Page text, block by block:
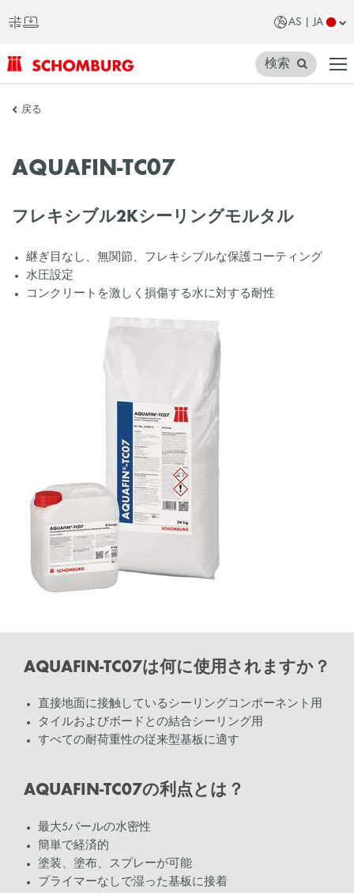
AS | JA
SCHOMBURG
ジ
検索
戻る
AQUAFIN-TC07
フレキシブル2Kシーリングモルタル
継ぎ目なし、無関節、フレキシブルな保護コーティング
水圧設定
コンクリートを激しく損傷する水に対する耐性
AQUAFIN-TC07は何に使用されますか？
直接地面に接触しているシーリングコンポーネント用
タイルおよびボードとの結合シーリング用
すべての耐荷重性の従来型基板に適す
AQUAFIN-TC07の利点とは？
最大5バールの水密性
簡単で経済的
塗装、塗布、スプレーが可能
プライマーなしで湿った基板に接着